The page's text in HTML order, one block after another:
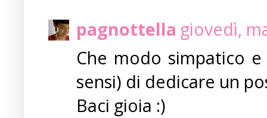
pagnottella giovedì,
Che modo simpatico
sensi) di dedicare un
Baci gioia :)